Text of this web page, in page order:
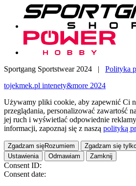
Sportgang Sportstwear 2024 | Polityka
tojekmek.pl intenety&more 2024
Używamy pliki cookie, aby zapewnić Ci
przeglądania, personalizować zawartość
jej ruch i wyświetlać odpowiednie
informacji, zapoznaj się z naszą polityką
Zgadzam sięRozumiem
Zgadzam się
Ustawienia
Odmawiam Zamknij
Consent ID:
Consent date: